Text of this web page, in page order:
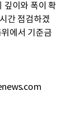
깊이와 폭이 확
시간 점검하겠
에서 기준금